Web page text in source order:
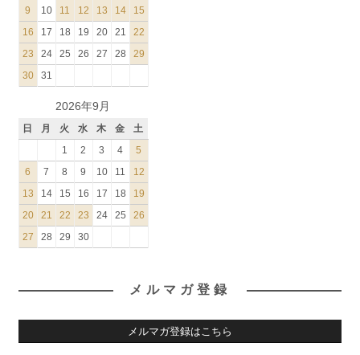
9
10 11 12 13 14
15
16
17 18 19 20 21
22
23
24 25 26 27 28
29
30
31
2026年9月
日 月 火 水 木 金
土
1
2 3 4
5
6
7 8 9 10 11
12
13
14 15 16 17 18
19
20
21 22 23 24 25
26
27
28 29 30
メルマガ登録
メルマガ登録はこちら